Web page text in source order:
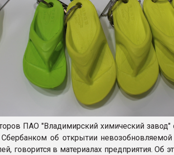
ПАО "Владимирский химический завод"
об открытии
говорится в материалах предприятия. Об